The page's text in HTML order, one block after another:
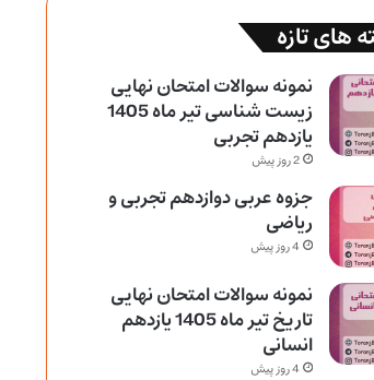
های تازه
نمونه سوالات امتحان نهایی
زیست شناسی تیر ماه 1405
یازدهم تجربی
2 روز پیش
جزوه عربی دوازدهم تجربی و
ریاضی
4 روز پیش
نمونه سوالات امتحان نهایی
تاریخ تیر ماه 1405 یازدهم
انسانی
4 روز پیش